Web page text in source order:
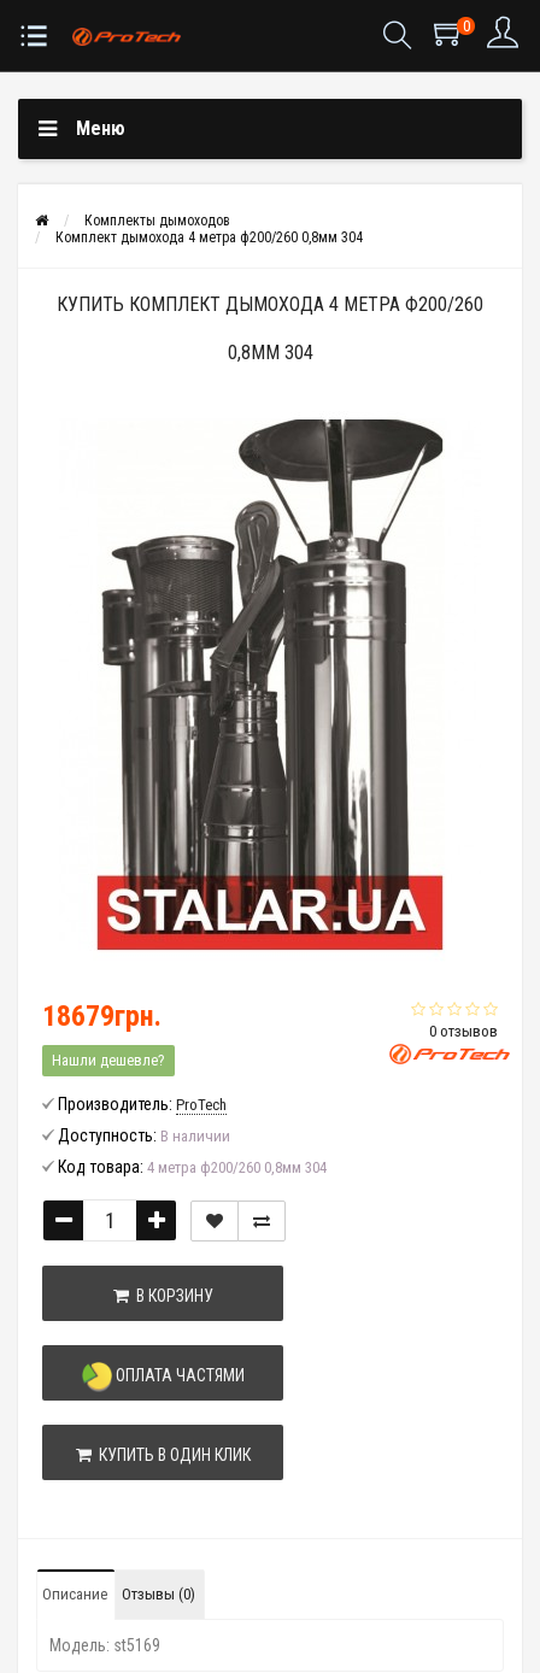
0
Меню
Комплекты дымоходов
Комплект дымохода 4 метра ф200/260 0,8мм 304
КУПИТЬ КОМПЛЕКТ ДЫМОХОДА 4 МЕТРА Ф200/260
0,8ММ 304
0 отзывов
18679грн.
Нашли дешевле?
Производитель: ProTech
Доступность: В наличии
Код товара: 4 метра ф200/260 0,8мм 304
В КОРЗИНУ
ОПЛАТА ЧАСТЯМИ
КУПИТЬ В ОДИН КЛИК
Описание Отзывы (0)
Модель: st5169